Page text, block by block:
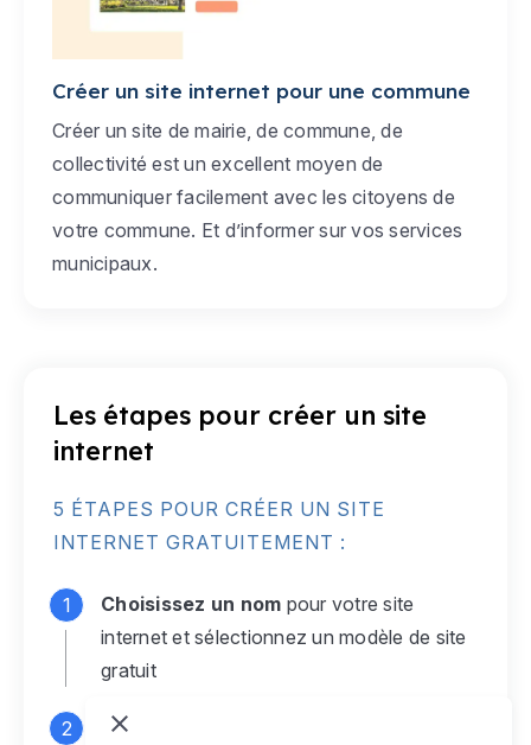
Créer un site internet pour une commune
Créer un site de mairie, de commune, de
collectivité est un excellent moyen de
communiquer facilement avec les citoyens de
votre commune. Et d’informer sur vos services
municipaux.
Les étapes pour créer un site
internet
5 ÉTAPES POUR CRÉER UN SITE
INTERNET GRATUITEMENT :
Choisissez un nom pour votre site
internet et sélectionnez un modèle de site
gratuit
Connectez-vous